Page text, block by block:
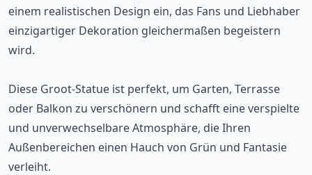
einem realistischen Design ein, das Fans und Liebhaber
einzigartiger Dekoration gleichermaßen begeistern
wird.
Diese Groot-Statue ist perfekt, um Garten, Terrasse
oder Balkon zu verschönern und schafft eine verspielte
und unverwechselbare Atmosphäre, die Ihren
Außenbereichen einen Hauch von Grün und Fantasie
verleiht.